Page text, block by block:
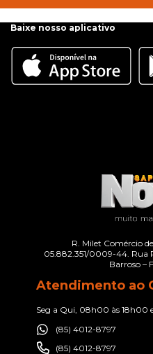
Baixe nosso aplicativo
R. Milet Comércio
05.882.351/0009-44. Rua
Barroso –
Atendimento ao
Seg a Qui, 08h00 às 18h00
(85) 4012-8797
(85) 4012-8797